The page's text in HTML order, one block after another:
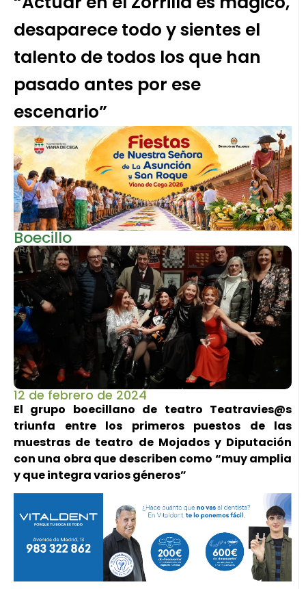
desaparece todo y sientes el
talento de todos los que han
pasado antes por ese
escenario”
Boecillo
12 de febrero de 2024
El grupo boecillano de teatro Teatravies@s
triunfa entre los primeros puestos de las
muestras de teatro de Mojados y Diputación
con una obra que describen como “muy amplia
y que integra varios géneros”